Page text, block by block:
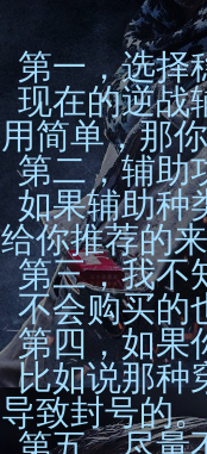
第一，选择
现在的逆战
用简单，那
第二，辅助
如果辅助种
给你推荐的
第三，我不
不会购买的
第四，如果
比如说那种
导致封号的。